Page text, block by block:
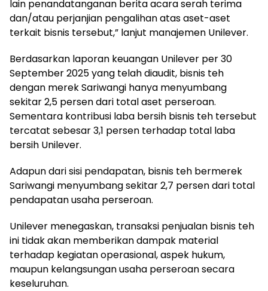
lain penandatanganan berita acara serah terima
dan/atau perjanjian pengalihan atas aset-aset
terkait bisnis tersebut,” lanjut manajemen Unilever.
Berdasarkan laporan keuangan Unilever per 30
September 2025 yang telah diaudit, bisnis teh
dengan merek Sariwangi hanya menyumbang
sekitar 2,5 persen dari total aset perseroan.
Sementara kontribusi laba bersih bisnis teh tersebut
tercatat sebesar 3,1 persen terhadap total laba
bersih Unilever.
Adapun dari sisi pendapatan, bisnis teh bermerek
Sariwangi menyumbang sekitar 2,7 persen dari total
pendapatan usaha perseroan.
Unilever menegaskan, transaksi penjualan bisnis teh
ini tidak akan memberikan dampak material
terhadap kegiatan operasional, aspek hukum,
maupun kelangsungan usaha perseroan secara
keseluruhan.